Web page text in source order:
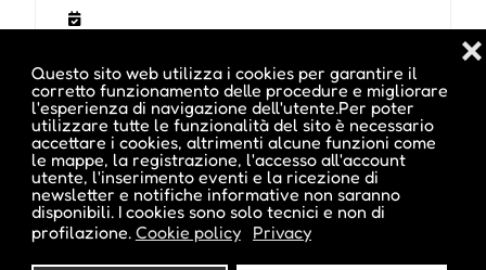
Questo sito web utilizza i cookies per garantire il
corretto funzionamento delle procedure e migliorare
l'esperienza di navigazione dell'utente.Per poter
utilizzare tutte le funzionalità del sito è necessario
accettare i cookies, altrimenti alcune funzioni come
le mappe, la registrazione, l'accesso all'account
utente, l'inserimento eventi e la ricezione di
newsletter e notifiche informative non saranno
disponibili. I cookies sono solo tecnici e non di
profilazione. Cookie policy Privacy
❌
Pubblicato da :